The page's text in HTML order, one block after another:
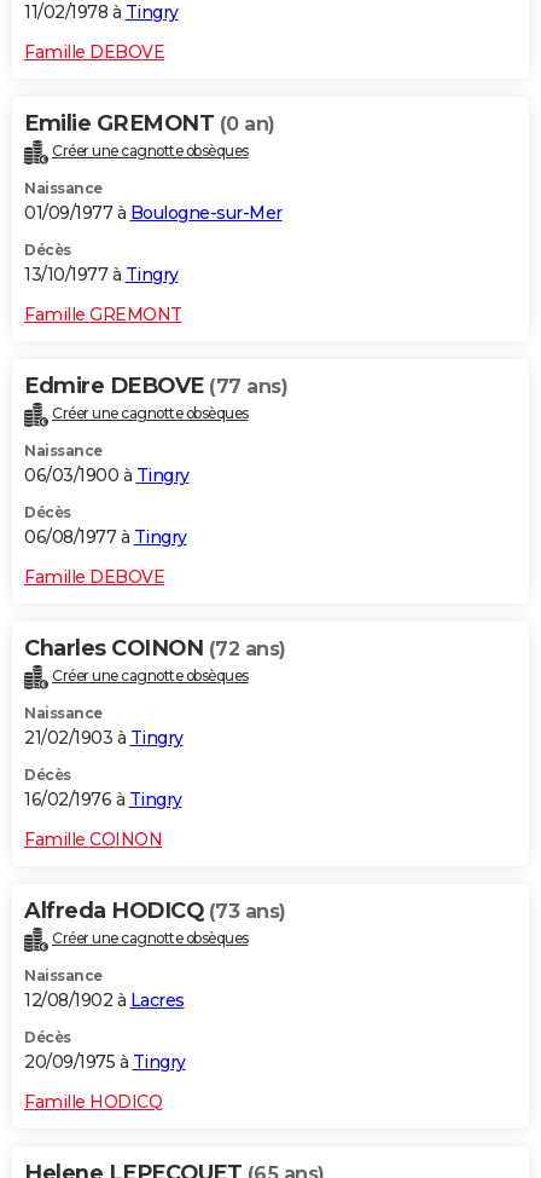
11/02/1978 à Tingry
Famille DEBOVE
Emilie GREMONT (0 an)
Créer une cagnotte obsèques
Naissance
01/09/1977 à Boulogne-sur-Mer
Décès
13/10/1977 à Tingry
Famille GREMONT
Edmire DEBOVE (77 ans)
Créer une cagnotte obsèques
Naissance
06/03/1900 à Tingry
Décès
06/08/1977 à Tingry
Famille DEBOVE
Charles COINON (72 ans)
Créer une cagnotte obsèques
Naissance
21/02/1903 à Tingry
Décès
16/02/1976 à Tingry
Famille COINON
Alfreda HODICQ (73 ans)
Créer une cagnotte obsèques
Naissance
12/08/1902 à Lacres
Décès
20/09/1975 à Tingry
Famille HODICQ